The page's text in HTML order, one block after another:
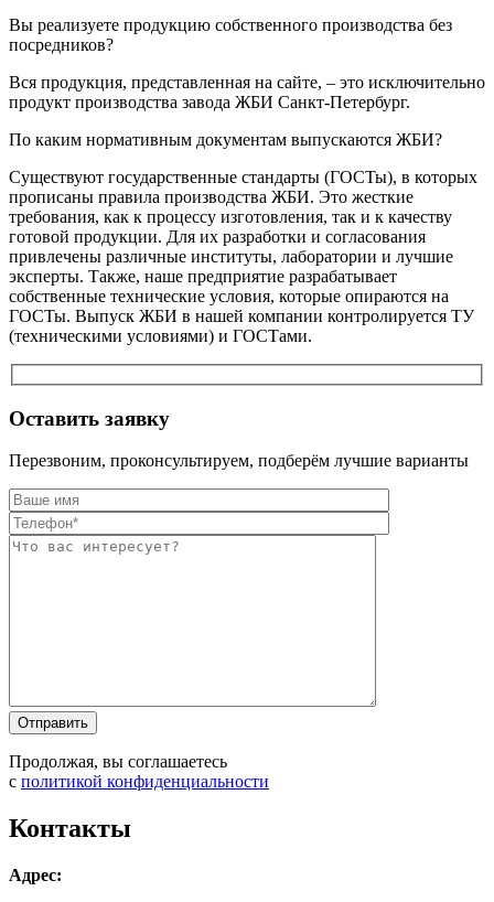
Вы реализуете продукцию собственного производства без
посредников?
Вся продукция, представленная на сайте, – это исключительно
продукт производства завода ЖБИ Санкт-Петербург.
По каким нормативным документам выпускаются ЖБИ?
Существуют государственные стандарты (ГОСТы), в которых
прописаны правила производства ЖБИ. Это жесткие
требования, как к процессу изготовления, так и к качеству
готовой продукции. Для их разработки и согласования
привлечены различные институты, лаборатории и лучшие
эксперты. Также, наше предприятие разрабатывает
собственные технические условия, которые опираются на
ГОСТы. Выпуск ЖБИ в нашей компании контролируется ТУ
(техническими условиями) и ГОСТами.
Оставить заявку
Перезвоним, проконсультируем, подберём лучшие варианты
Продолжая, вы соглашаетесь
с политикой конфиденциальности
Контакты
Адрес: